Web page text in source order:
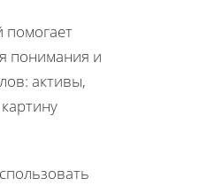
помогает
понимания и
активы,